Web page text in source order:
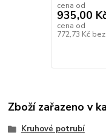
cena od
935,00
cena od
772,73 Kč
Zboží zařazeno v
Kruhové potrubí